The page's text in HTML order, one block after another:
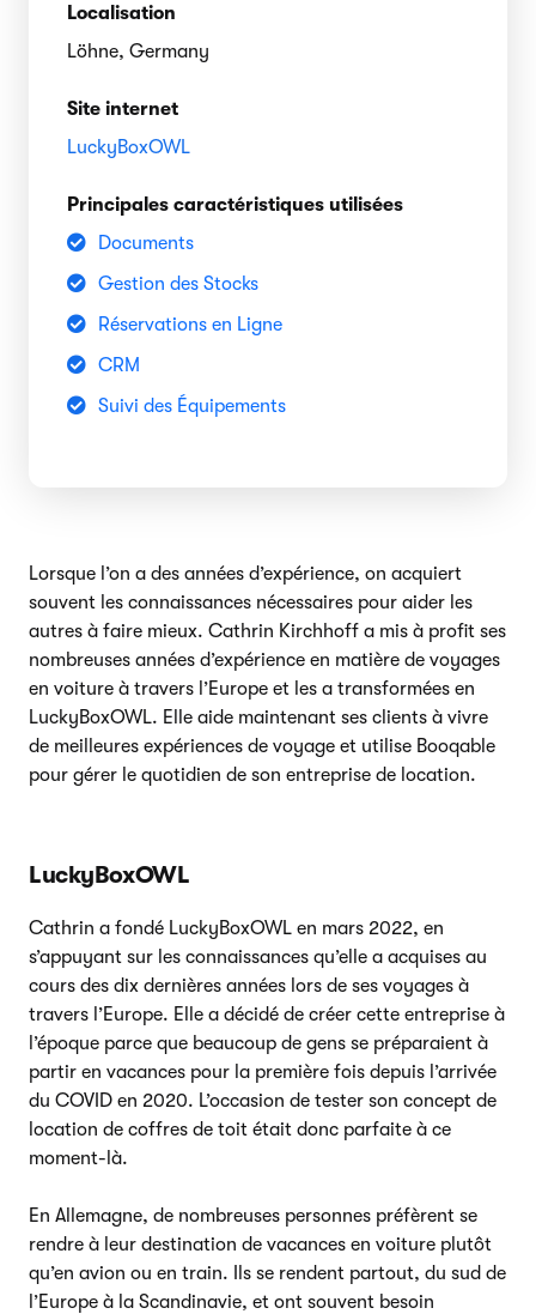
Localisation
Löhne, Germany
Site internet
LuckyBoxOWL
Principales caractéristiques utilisées
Documents
Gestion des Stocks
Réservations en Ligne
CRM
Suivi des Équipements
Lorsque l’on a des années d’expérience, on acquiert
souvent les connaissances nécessaires pour aider les
autres à faire mieux. Cathrin Kirchhoff a mis à profit ses
nombreuses années d’expérience en matière de voyages
en voiture à travers l’Europe et les a transformées en
LuckyBoxOWL. Elle aide maintenant ses clients à vivre
de meilleures expériences de voyage et utilise Booqable
pour gérer le quotidien de son entreprise de location.
LuckyBoxOWL
Cathrin a fondé LuckyBoxOWL en mars 2022, en
s’appuyant sur les connaissances qu’elle a acquises au
cours des dix dernières années lors de ses voyages à
travers l’Europe. Elle a décidé de créer cette entreprise à
l’époque parce que beaucoup de gens se préparaient à
partir en vacances pour la première fois depuis l’arrivée
du COVID en 2020. L’occasion de tester son concept de
location de coffres de toit était donc parfaite à ce
moment-là.
En Allemagne, de nombreuses personnes préfèrent se
rendre à leur destination de vacances en voiture plutôt
qu’en avion ou en train. Ils se rendent partout, du sud de
l’Europe à la Scandinavie, et ont souvent besoin